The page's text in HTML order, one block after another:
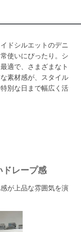
ドシルエットのデニ
使いにぴったり。シ
適で、さまざまなト
素材感が、スタイル
別な日まで幅広く活
ドレープ感
が上品な雰囲気を演